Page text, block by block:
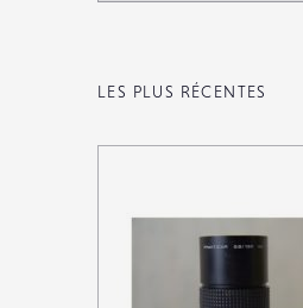
LES PLUS RÉCENTES